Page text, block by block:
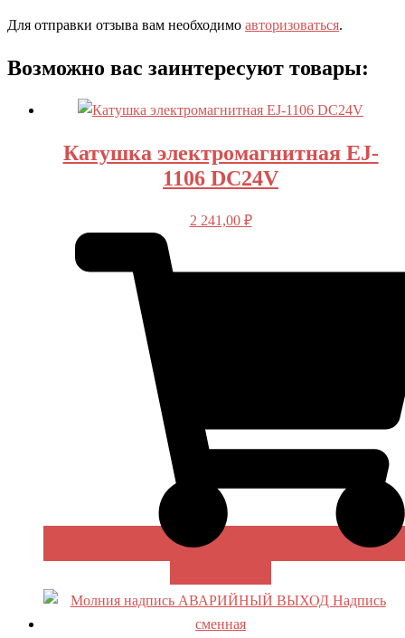
Для отправки отзыва вам необходимо авторизоваться.
Возможно вас заинтересуют товары:
Катушка электромагнитная EJ-
1106 DC24V
2 241,00 ₽